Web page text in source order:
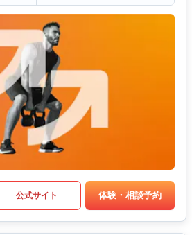
公式サイト 体験・相談予約